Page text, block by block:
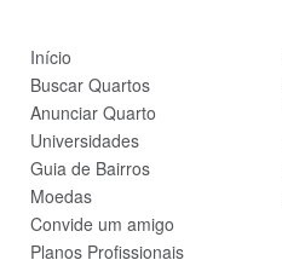
Início
Buscar Quartos
Anunciar Quarto
Universidades
Guia de Bairros
Moedas
Convide um amigo
Planos Profissionais